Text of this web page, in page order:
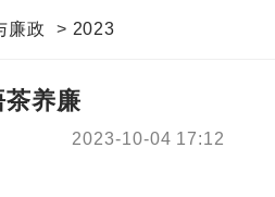
廉政 > 2023
茶养廉
2023-10-04 17:12